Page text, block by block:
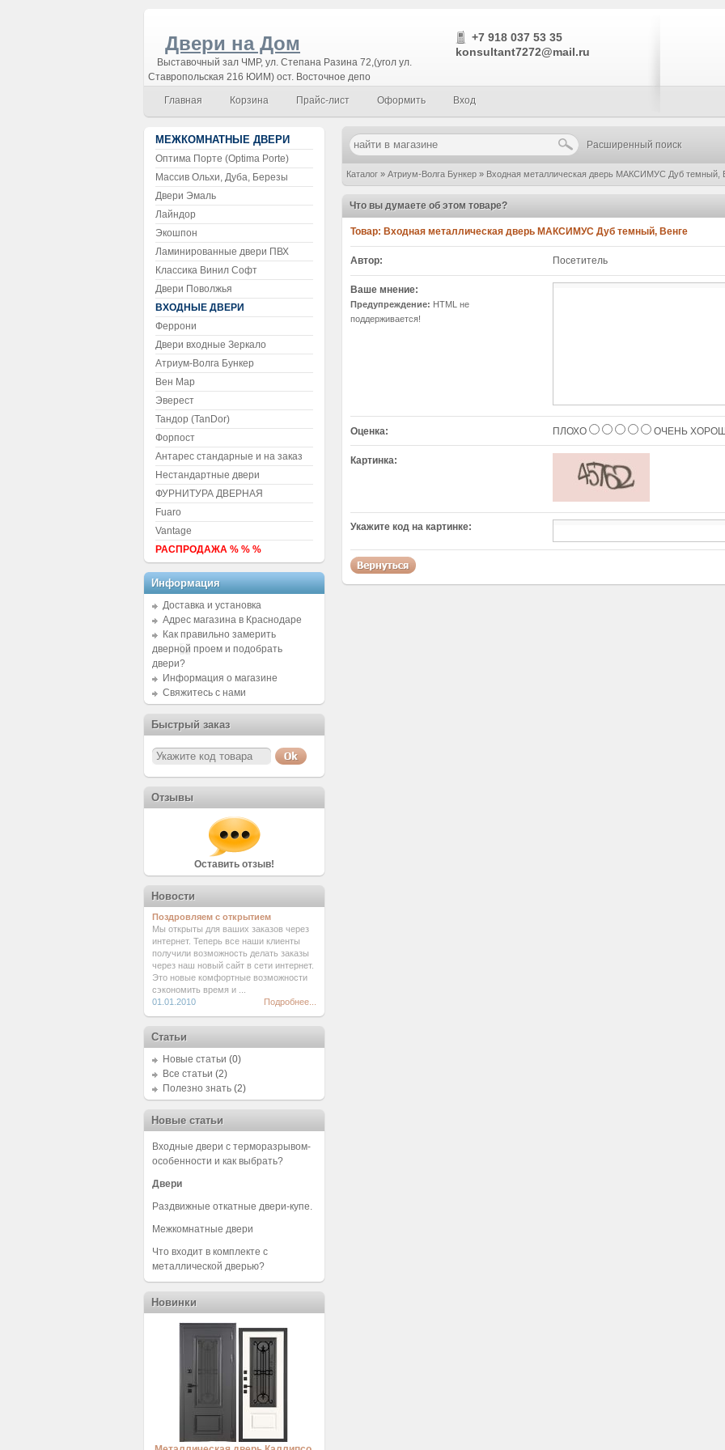
Двери на Дом
Выставочный зал ЧМР, ул. Степана Разина 72,(угол ул.
Ставропольская 216 ЮИМ) ост. Восточное депо
+7 918 037 53 35
konsultant7272@mail.ru
Главная Корзина Прайс-лист Оформить Вход
Расширенный поиск
Каталог » Атриум-Волга Бункер » Входная металлическая дверь МАКСИМУС Дуб темный,
Что вы думаете об этом товаре?
Товар: Входная металлическая дверь МАКСИМУС Дуб темный, Венге
Автор: Посетитель
Ваше мнение:
Предупреждение: HTML не
поддерживается!
Оценка: ПЛОХО ОЧЕНЬ
Картинка:
Укажите код на картинке:
МЕЖКОМНАТНЫЕ ДВЕРИ
Оптима Порте (Optima Porte)
Массив Ольхи, Дуба, Березы
Двери Эмаль
Лайндор
Экошпон
Ламинированные двери ПВХ
Классика Винил Софт
Двери Поволжья
ВХОДНЫЕ ДВЕРИ
Феррони
Двери входные Зеркало
Атриум-Волга Бункер
Вен Мар
Эверест
Тандор (TanDor)
Форпост
Антарес стандарные и на заказ
Нестандартные двери
ФУРНИТУРА ДВЕРНАЯ
Fuaro
Vantage
РАСПРОДАЖА % % %
Информация
Доставка и установка
Адрес магазина в Краснодаре
Как правильно замерить
дверной проем и подобрать
двери?
Информация о магазине
Свяжитесь с нами
Быстрый заказ
Отзывы
Оставить отзыв!
Новости
Поздровляем с открытием
Мы открыты для ваших заказов через
интернет. Теперь все наши клиенты
получили возможность делать заказы
через наш новый сайт в сети интернет.
Это новые комфортные возможности
сэкономить время и ...
01.01.2010
Подробнее...
Статьи
Новые статьи (0)
Все статьи (2)
Полезно знать (2)
Новые статьи
Входные двери с терморазрывом-
особенности и как выбрать?
Двери
Раздвижные откатные двери-купе.
Межкомнатные двери
Что входит в комплекте с
металлической дверью?
Новинки